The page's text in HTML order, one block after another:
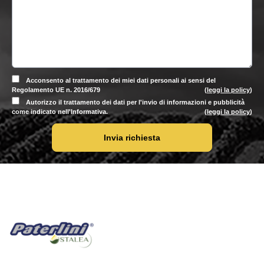
Acconsento al trattamento dei miei dati personali ai sensi del
Regolamento UE n. 2016/679
(leggi la policy)
Autorizzo il trattamento dei dati per l'invio di informazioni e pubblicità
come indicato nell'Informativa.
(leggi la policy)
Invia richiesta